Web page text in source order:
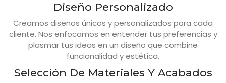
Diseño Personalizado
Creamos diseños únicos y personalizados para cada
cliente. Nos enfocamos en entender tus preferencias y
plasmar tus ideas en un diseño que combine
funcionalidad y estética.
Selección De Materiales Y Acabados